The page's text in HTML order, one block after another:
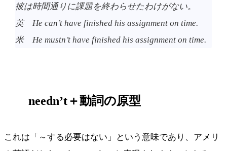
彼は時間通りに課題を終わらせたわけがない。
英 He can’t have finished his assignment on time.
米 He mustn’t have finished his assignment on time.
needn’t＋動詞の原型
これは「～する必要はない」という意味であり、アメリ